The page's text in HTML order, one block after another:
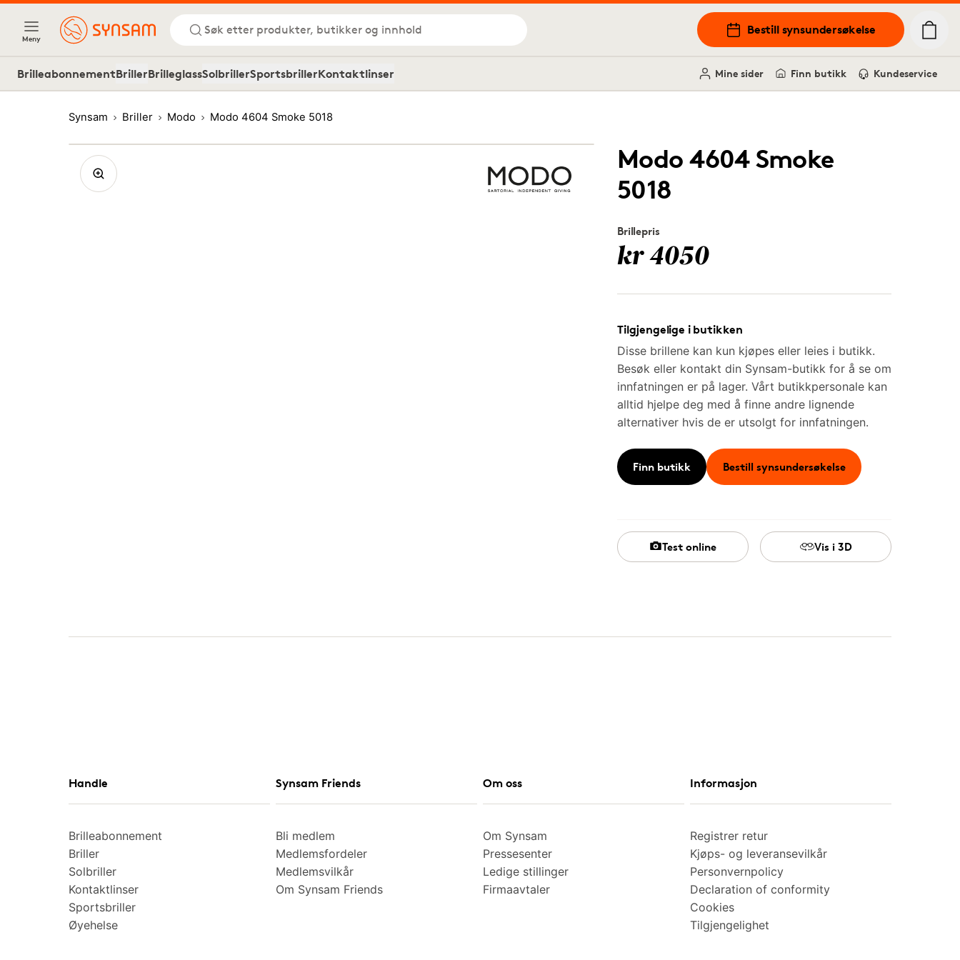
Meny
Søk etter produkter, butikker og innhold Bestill synsundersøkelse
BrilleabonnementBrillerBrilleglassSolbrillerSportsbrillerKontaktlinser Mine sider Finn butikk Kundeservice
Synsam Briller Modo Modo 4604 Smoke 5018
Modo 4604 Smoke
5018
Brillepris
kr 4050
Tilgjengelige i butikken
Disse brillene kan kun kjøpes eller leies i butikk.
Besøk eller kontakt din Synsam-butikk for å se om
innfatningen er på lager. Vårt butikkpersonale kan
alltid hjelpe deg med å finne andre lignende
alternativer hvis de er utsolgt for innfatningen.
Finn butikk Bestill synsundersøkelse
Test online Vis i 3D
Handle
Brilleabonnement
Briller
Solbriller
Kontaktlinser
Sportsbriller
Øyehelse
Synsam Friends
Bli medlem
Medlemsfordeler
Medlemsvilkår
Om Synsam Friends
Om oss
Om Synsam
Pressesenter
Ledige stillinger
Firmaavtaler
Informasjon
Registrer retur
Kjøps- og leveransevilkår
Personvernpolicy
Declaration of conformity
Cookies
Tilgjengelighet